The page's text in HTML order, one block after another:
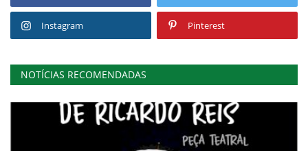
Instagram Pinterest
NOTÍCIAS RECOMENDADAS